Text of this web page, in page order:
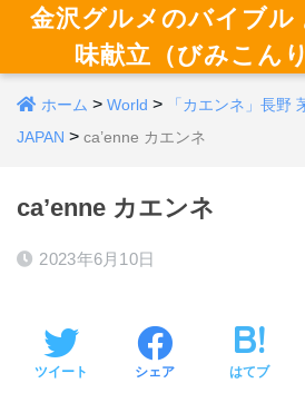
金沢グルメのバイブル
味献立（びみこん
ホーム > World >
「カエンネ」長野
JAPAN > ca’enne カエンネ
ca’enne カエンネ
2023年6月10日
ツイート シェア はてブ